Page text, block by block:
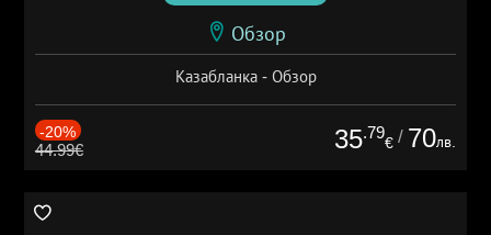
Обзор
Казабланка - Обзор
-20%
44.99€ 35.79
€ / 70лв.